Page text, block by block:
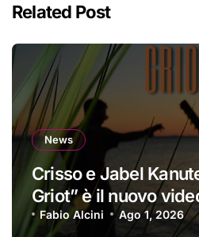
Related Post
News
Crisso e Jabel
Griot” è il nuovo
Fabio Alcini Ago 1, 2026